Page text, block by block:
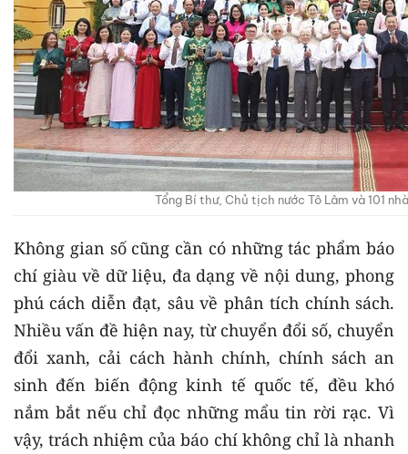
Tổng Bí thư, Chủ tịch nước Tô Lâm và 101
Không gian số cũng cần có những tác phẩm báo
chí giàu về dữ liệu, đa dạng về nội dung, phong
phú cách diễn đạt, sâu về phân tích chính sách.
Nhiều vấn đề hiện nay, từ chuyển đổi số, chuyển
đổi xanh, cải cách hành chính, chính sách an
sinh đến biến động kinh tế quốc tế, đều khó
nắm bắt nếu chỉ đọc những mẩu tin rời rạc. Vì
vậy, trách nhiệm của báo chí không chỉ là nhanh